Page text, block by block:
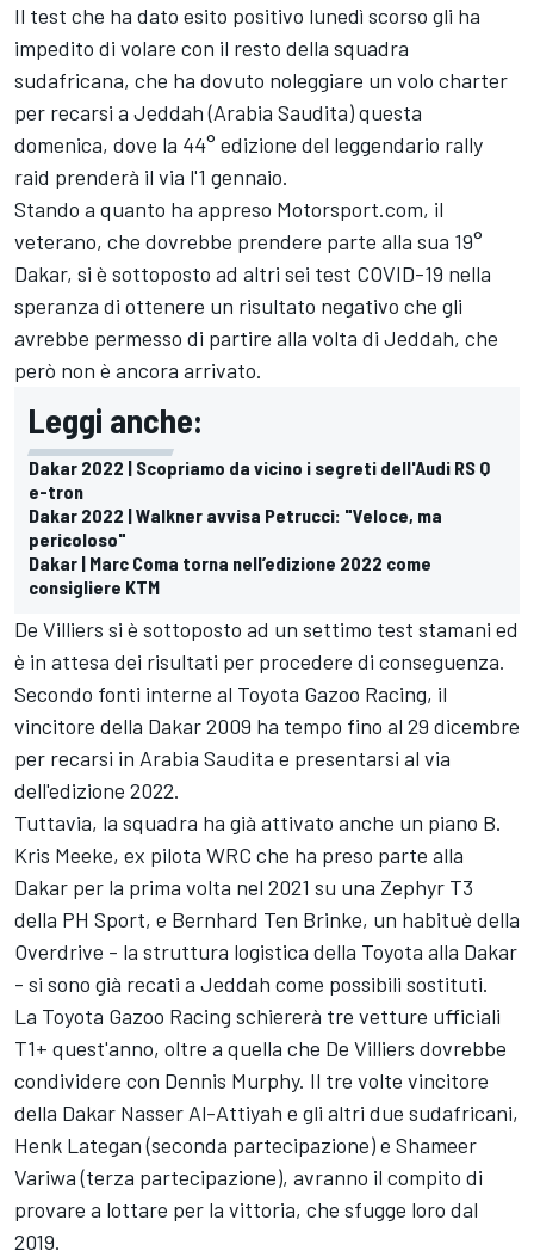
Il test che ha dato esito positivo lunedì scorso gli ha
impedito di volare con il resto della squadra
sudafricana, che ha dovuto noleggiare un volo charter
per recarsi a Jeddah (Arabia Saudita) questa
domenica, dove la 44° edizione del leggendario rally
raid prenderà il via l'1 gennaio.
Stando a quanto ha appreso Motorsport.com, il
veterano, che dovrebbe prendere parte alla sua 19°
Dakar, si è sottoposto ad altri sei test COVID-19 nella
speranza di ottenere un risultato negativo che gli
avrebbe permesso di partire alla volta di Jeddah, che
però non è ancora arrivato.
Leggi anche:
Dakar 2022 | Scopriamo da vicino i segreti dell'Audi RS Q
e-tron
Dakar 2022 | Walkner avvisa Petrucci: "Veloce, ma
pericoloso"
Dakar | Marc Coma torna nell’edizione 2022 come
consigliere KTM
De Villiers si è sottoposto ad un settimo test stamani ed
è in attesa dei risultati per procedere di conseguenza.
Secondo fonti interne al Toyota Gazoo Racing, il
vincitore della Dakar 2009 ha tempo fino al 29 dicembre
per recarsi in Arabia Saudita e presentarsi al via
dell'edizione 2022.
Tuttavia, la squadra ha già attivato anche un piano B.
Kris Meeke, ex pilota WRC che ha preso parte alla
Dakar per la prima volta nel 2021 su una Zephyr T3
della PH Sport, e Bernhard Ten Brinke, un habituè della
Overdrive - la struttura logistica della Toyota alla Dakar
- si sono già recati a Jeddah come possibili sostituti.
La Toyota Gazoo Racing schiererà tre vetture ufficiali
T1+ quest'anno, oltre a quella che De Villiers dovrebbe
condividere con Dennis Murphy. Il tre volte vincitore
della Dakar Nasser Al-Attiyah e gli altri due sudafricani,
Henk Lategan (seconda partecipazione) e Shameer
Variwa (terza partecipazione), avranno il compito di
provare a lottare per la vittoria, che sfugge loro dal
2019.